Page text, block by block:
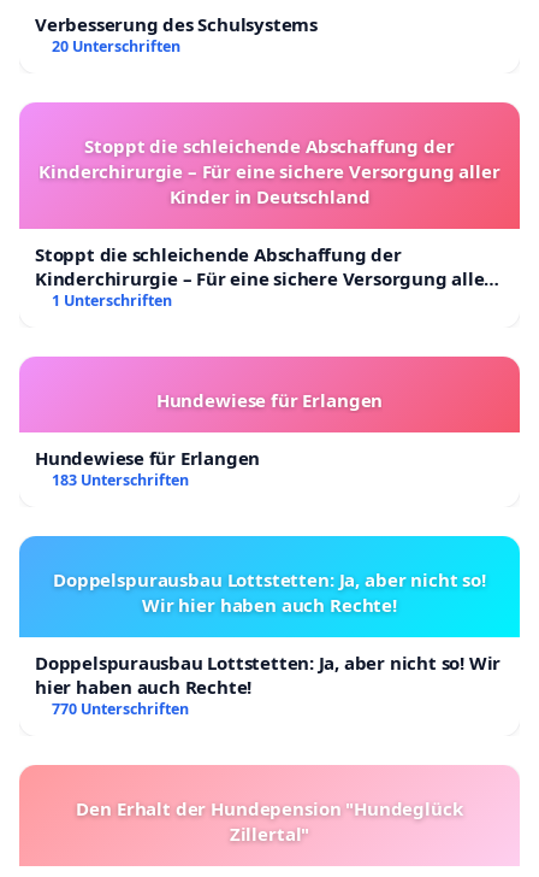
Verbesserung des Schulsystems
20 Unterschriften
Stoppt die schleichende Abschaffung der
Kinderchirurgie – Für eine sichere Versorgung aller
Kinder in Deutschland
Stoppt die schleichende Abschaffung der
Kinderchirurgie – Für eine sichere Versorgung aller
Kinder in Deutschland
1 Unterschriften
Hundewiese für Erlangen
Hundewiese für Erlangen
183 Unterschriften
Doppelspurausbau Lottstetten: Ja, aber nicht so!
Wir hier haben auch Rechte!
Doppelspurausbau Lottstetten: Ja, aber nicht so! Wir
hier haben auch Rechte!
770 Unterschriften
Den Erhalt der Hundepension "Hundeglück
Zillertal"